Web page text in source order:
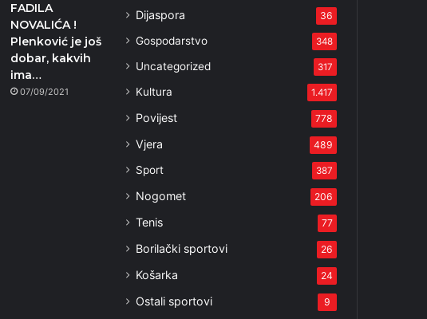
FADILA
NOVALIĆA !
Plenković je još
dobar, kakvih
ima…
07/09/2021
Dijaspora 36
Gospodarstvo 348
Uncategorized 317
Kultura 1.417
Povijest 778
Vjera 489
Sport 387
Nogomet 206
Tenis 77
Borilački sportovi 26
Košarka 24
Ostali sportovi 9